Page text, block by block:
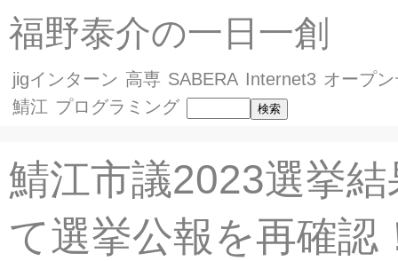
福野泰介の一日一創
jigインターン 高専 SABERA Internet3 オープ
鯖江 プログラミング
鯖江市議2023選挙
て選挙公報を再確認